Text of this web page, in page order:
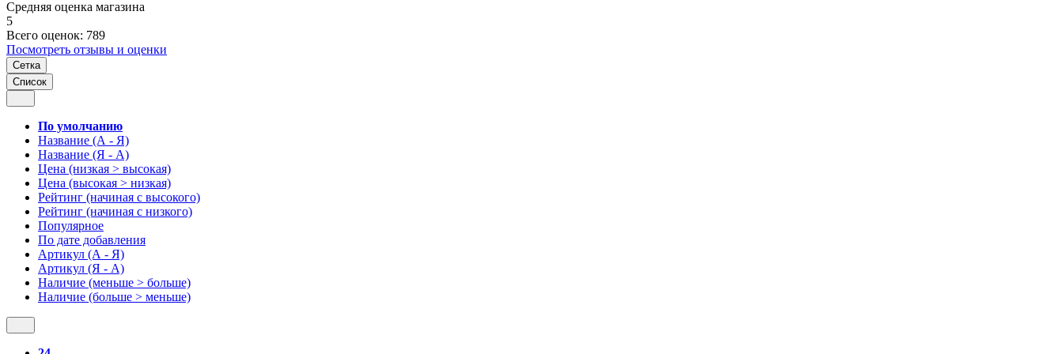
Средняя оценка магазина
5
Всего оценок: 789
Посмотреть отзывы и оценки
Сетка
Список
По умолчанию
Название (А - Я)
Название (Я - А)
Цена (низкая > высокая)
Цена (высокая > низкая)
Рейтинг (начиная с высокого)
Рейтинг (начиная с низкого)
Популярное
По дате добавления
Артикул (А - Я)
Артикул (Я - А)
Наличие (меньше > больше)
Наличие (больше > меньше)